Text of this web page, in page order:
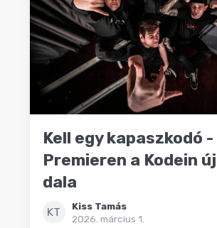
Kell egy kapaszkodó -
Premieren a Kodein
dala
KT
Kiss Tamás
2026. március 1.